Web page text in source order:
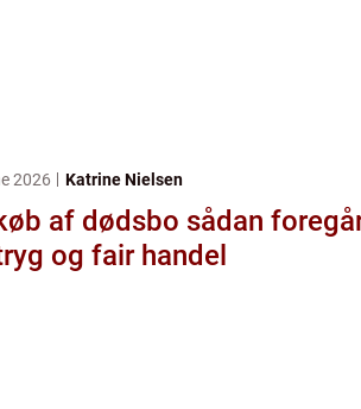
2026 Katrine Nielsen
af dødsbo sådan foregår
og fair handel